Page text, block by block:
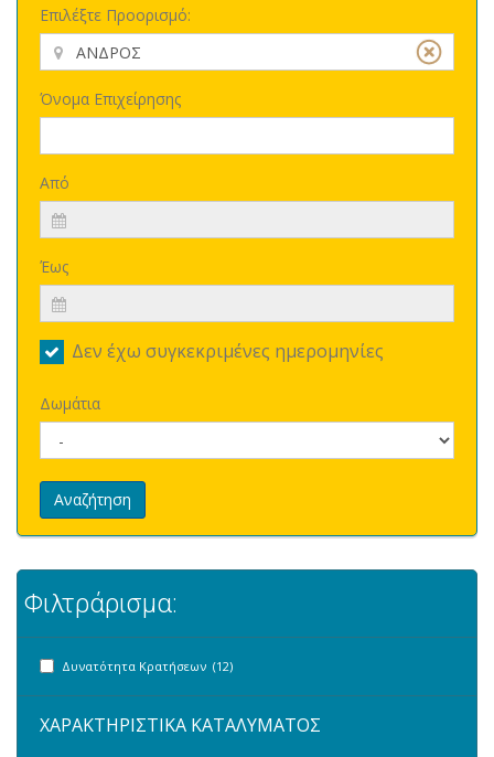
Επιλέξτε Προορισμό:
Όνομα Επιχείρησης
Από
Έως
Δεν έχω συγκεκριμένες ημερομηνίες
Δωμάτια
Αναζήτηση
Φιλτράρισμα:
Δυνατότητα Κρατήσεων (12)
ΧΑΡΑΚΤΗΡΙΣΤΙΚΑ ΚΑΤΑΛΥΜΑΤΟΣ